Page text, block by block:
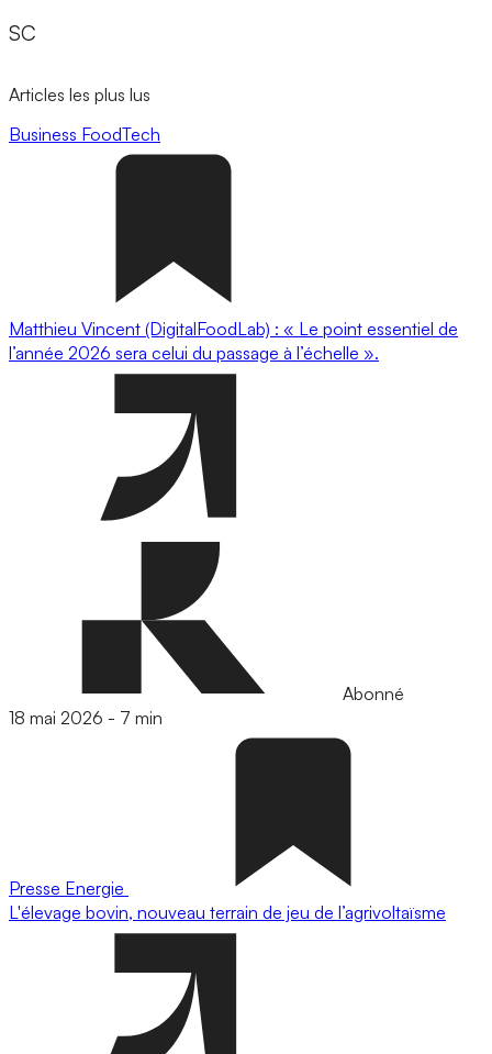
SC
Articles les plus lus
Business FoodTech
Matthieu Vincent (DigitalFoodLab) : « Le point essentiel de
l’année 2026 sera celui du passage à l’échelle ».
Abonné
18 mai 2026 - 7 min
Presse Energie
L'élevage bovin, nouveau terrain de jeu de l’agrivoltaïsme